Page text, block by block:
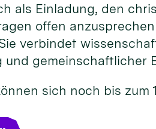
als Einladung, den
offen
verbindet
gemeinschaftlicher
sich noch bis zum